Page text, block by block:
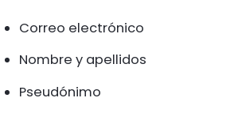
Correo electrónico
Nombre y apellidos
Pseudónimo